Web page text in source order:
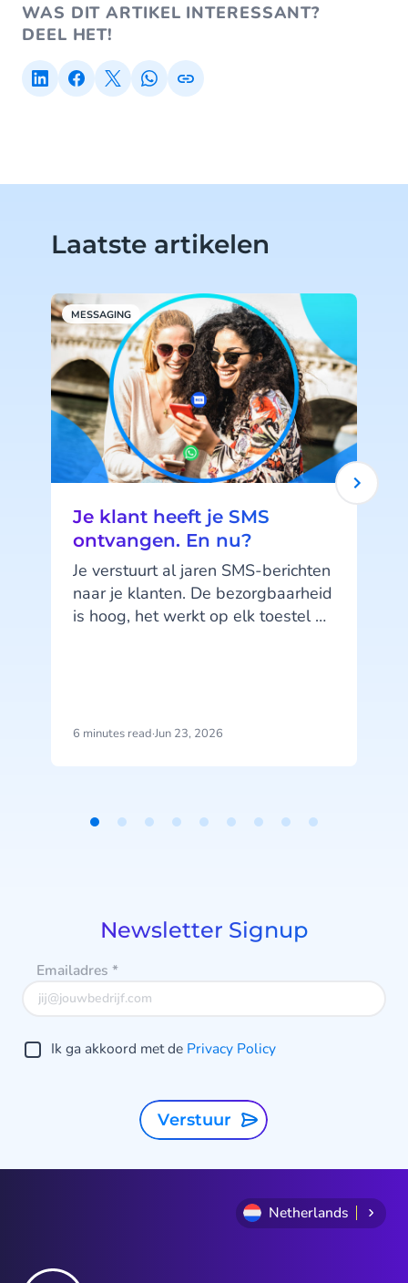
WAS DIT ARTIKEL INTERESSANT?
DEEL HET!
Laatste artikelen
MESSAGING
Je klant heeft je SMS
ontvangen. En nu?
Je verstuurt al jaren SMS-berichten
naar je klanten. De bezorgbaarheid
is hoog, het werkt op elk toestel en
6 minutes read·Jun 23, 2026
Newsletter Signup
Emailadres *
Ik ga akkoord met de Privacy Policy
Verstuur
Netherlands